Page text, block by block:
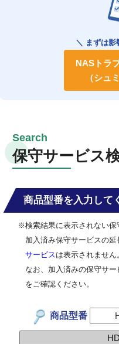
＼ まずは影
NASトラ
（シュ
保守サービス
商品型番を入力して
※検索結果に表示されない保
加入済み保守サービスの延
サービス は表示されません
なお、加入済みの保守サ
をご確認ください。
商品型番